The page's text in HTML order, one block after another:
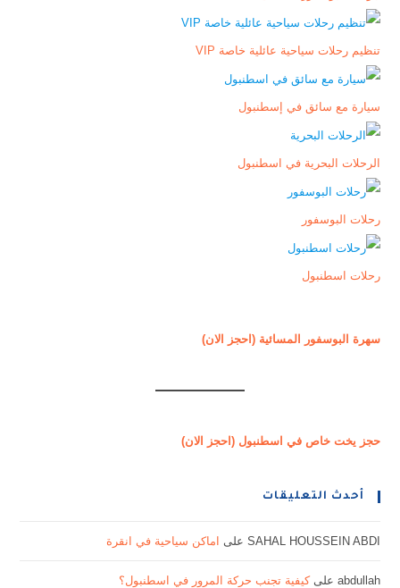
تنظيم رحلات سياحية عائلية خاصة VIP
سيارة مع سائق في إسطنبول
الرحلات البحرية في اسطنبول
رحلات البوسفور
رحلات اسطنبول
سهرة البوسفور المسائية (احجز الان)
حجز يخت خاص في اسطنبول (احجز الان)
أحدث التعليقات
SAHAL HOUSSEIN ABDIعلى اماكن سياحية في انقرة
abdullahعلى كيفية تجنب حركة المرور في اسطنبول؟